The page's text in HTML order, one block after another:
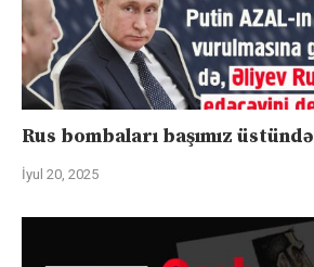
Rus bombaları başımız üstündə
İyul 20, 2025